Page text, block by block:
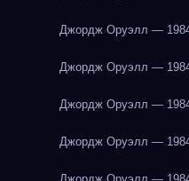
Джордж Оруэлл —
Джордж Оруэлл —
Джордж Оруэлл —
Джордж Оруэлл —